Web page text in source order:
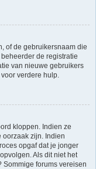
of de gebruikersnaam die
de registratie
van nieuwe gebruikers
verdere hulp.
kloppen. Indien ze
oorzaak zijn. Indien
opgaf dat je jonger
Als dit niet het
forums vereisen